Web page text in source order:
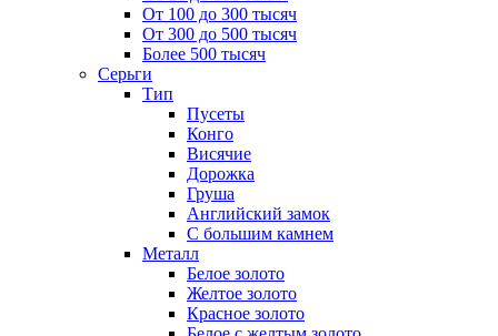
От 100 до 300 тысяч
От 300 до 500 тысяч
Более 500 тысяч
Серьги
Тип
Пусеты
Конго
Висячие
Дорожка
Груша
Английский замок
С большим камнем
Металл
Белое золото
Желтое золото
Красное золото